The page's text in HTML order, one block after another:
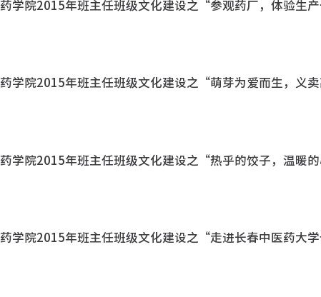
药学院2015年班主任班级文化建设之“参观药厂，体验生产
药学院2015年班主任班级文化建设之“萌芽为爱而生，义卖
药学院2015年班主任班级文化建设之“热乎的饺子，温暖的
药学院2015年班主任班级文化建设之“走进长春中医药大学